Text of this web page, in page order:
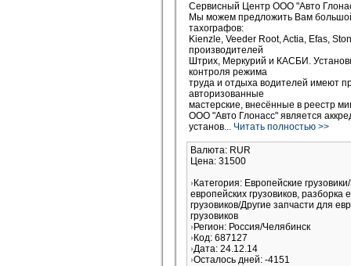
Сервисный Центр ООО "Авто
Мы можем предложить Вам
тахографов:
Kienzle, Veeder Root, Actia, Efas,
производителей
Штрих, Меркурий и КАСБИ.
контроля режима
труда и отдыха водителей имеют
авторизованные
мастерские, внесённые в реестр
ООО "Авто Глонасс" является
установ... Читать полностью >>
Валюта: RUR
Цена: 31500
Категория: Европейские
европейских грузовиков, разборка
грузовиков/Другие запчасти для
грузовиков
Регион: Россия/Челябинск
Код: 687127
Дата: 24.12.14
Осталось дней: -4151